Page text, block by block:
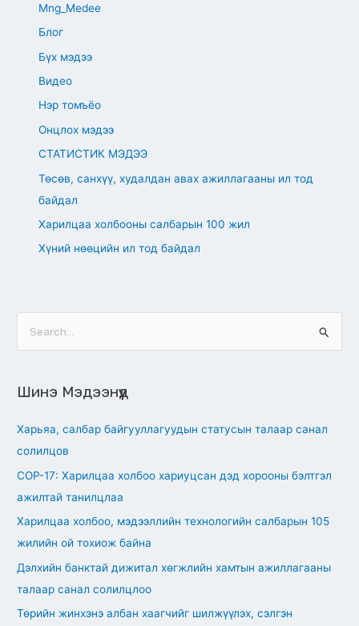
Mng_Medee
Блог
Бүх мэдээ
Видео
Нэр томъёо
Онцлох мэдээ
СТАТИСТИК МЭДЭЭ
Төсөв, санхүү, худалдан авах ажиллагааны ил тод
байдал
Харилцаа холбооны салбарын 100 жил
Хүний нөөцийн ил тод байдал
r
:
Шинэ Мэдээнүүд
Харьяа, салбар байгууллагуудын статусын талаар санал
солилцов
СОР-17: Харилцаа холбоо хариуцсан дэд хорооны бэлтгэл
ажилтай танилцлаа
Харилцаа холбоо, мэдээллийн технологийн салбарын 105
жилийн ой тохиож байна
Дэлхийн банктай дижитал хөгжлийн хамтын ажиллагааны
талаар санал солилцлоо
Төрийн жинхэнэ албан хаагчийг шилжүүлэх, сэлгэн